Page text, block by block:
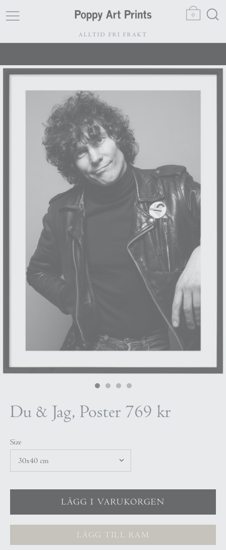
0
ALLTID FRI FRAKT
Du & Jag, Poster 769 kr
Size
LÄGG TILL RAM